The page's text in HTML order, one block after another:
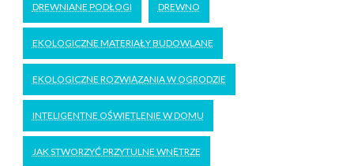
DREWNIANE PODŁOGI DREWNO
EKOLOGICZNE MATERIAŁY BUDOWLANE
EKOLOGICZNE ROZWIĄZANIA W OGRODZIE
INTELIGENTNE OŚWIETLENIE W DOMU
JAK STWORZYĆ PRZYTULNE WNĘTRZE